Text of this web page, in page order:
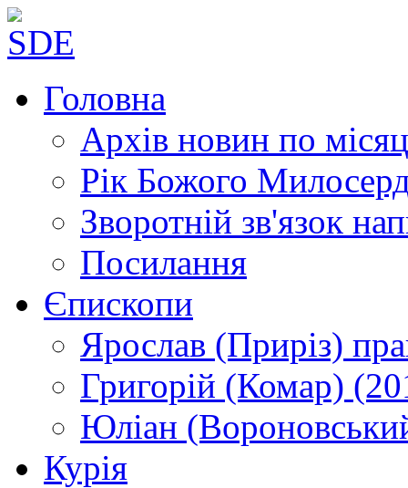
Головна
Архів новин по
Рік Божого
Зворотній зв'язок
Посилання
Єпископи
Ярослав (Приріз)
Григорій (Комар)
Юліан
Курія